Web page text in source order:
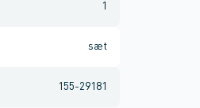
1
sæt
155-29181